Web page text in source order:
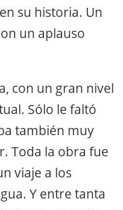
su historia. Un
un aplauso
con un gran nivel
Sólo le faltó
también muy
Toda la obra fue
viaje a los
Y entre tanta